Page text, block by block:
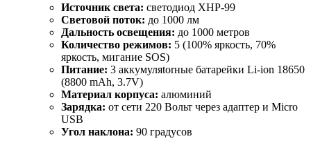
Источник света: светодиод XHP-99
Световой поток: до 1000 лм
Дальность освещения: до 1000 метров
Количество режимов: 5 (100% яркость, 70%
яркость, мигание SOS)
Питание: 3 аккумуляtorные батарейки Li-ion 18650
(8800 mAh, 3.7V)
Материал корпуса: алюминий
Зарядка: от сети 220 Вольт через адаптер и Micro
USB
Угол наклона: 90 градусов